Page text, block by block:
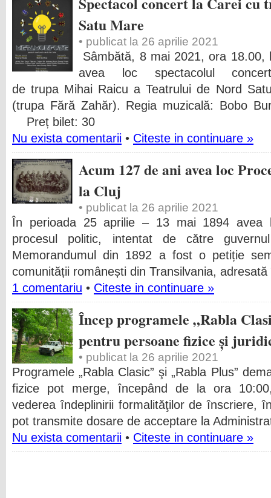
Satu Mare
• publicat la 26 aprilie 2021
Sâmbătă, 8 mai 2021, ora 18.00,
avea loc spectacolul
de trupa Mihai Raicu a Teatrului de Nord
(trupa Fără Zahăr). Regia muzicală: Bobo
Preț bilet: 30
Nu exista comentarii • Citeste in continuare »
Acum 127 de ani avea loc
la Cluj
• publicat la 26 aprilie 2021
În perioada 25 aprilie – 13 mai 1894 avea
procesul politic, intentat de către
Memorandumul din 1892 a fost o petiție
comunității românești din Transilvania,
1 comentariu • Citeste in continuare »
Încep programele „Rabla
pentru persoane fizice și
• publicat la 26 aprilie 2021
Programele „Rabla Clasic” şi „Rabla Plus”
fizice pot merge, începând de la ora
vederea îndeplinirii formalităţilor de înscriere,
pot transmite dosare de acceptare la
Nu exista comentarii • Citeste in continuare »